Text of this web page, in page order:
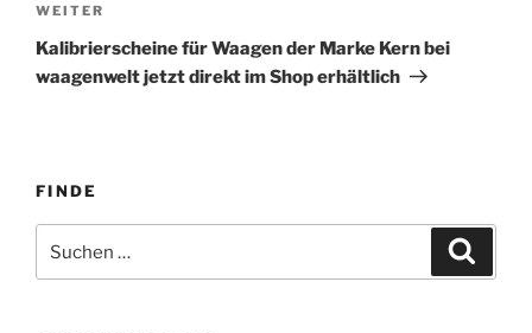
Nächster
Beitrag
WEITER
Kalibrierscheine für Waagen der Marke Kern bei
waagenwelt jetzt direkt im Shop erhältlich
FINDE
nach: